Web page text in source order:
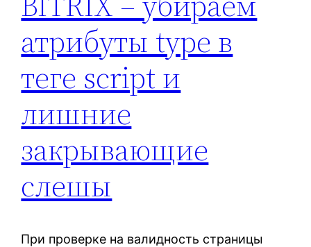
атрибуты type в
теге script и
лишние
закрывающие
слешы
При проверке на валидность страницы